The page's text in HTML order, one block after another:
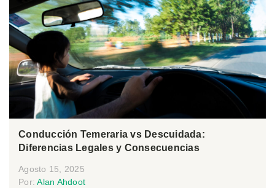
Conducción Temeraria vs Descuidada:
Diferencias Legales y Consecuencias
Agosto 15, 2025
Por:Alan Ahdoot